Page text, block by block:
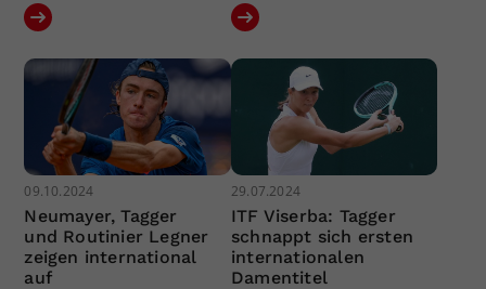
09.10.2024
Neumayer, Tagger
und Routinier Legner
zeigen international
auf
29.07.2024
ITF Viserba: Tagger
schnappt sich ersten
internationalen
Damentitel